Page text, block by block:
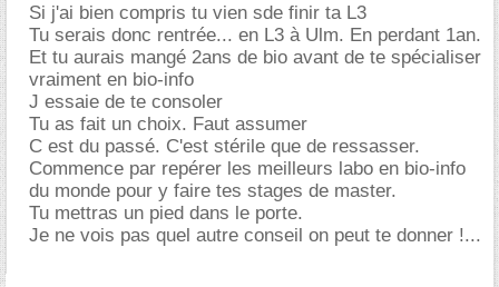
Si j'ai bien compris tu vien sde finir ta L3
Tu serais donc rentrée... en L3 à Ulm. En perdant 1an.
Et tu aurais mangé 2ans de bio avant de te spécialiser
vraiment en bio-info
J essaie de te consoler
Tu as fait un choix. Faut assumer
C est du passé. C'est stérile que de ressasser.
Commence par repérer les meilleurs labo en bio-info
du monde pour y faire tes stages de master.
Tu mettras un pied dans le porte.
Je ne vois pas quel autre conseil on peut te donner !...